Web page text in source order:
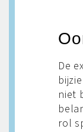
De
niet
rol